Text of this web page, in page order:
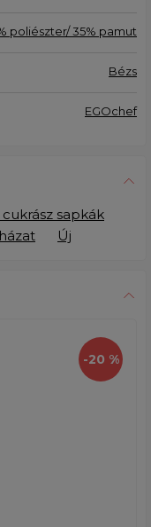
poliészter/ 35% pamut
Bézs
EGOchef
sapkák
Új
-20 %